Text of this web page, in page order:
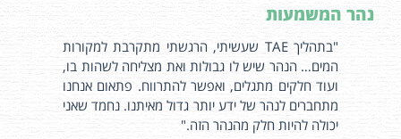
נהר המשמעות
"בתהליך TAE שעשיתי, הרגשתי מתקרבת למקורות
המים… הנהר שיש לו גבולות ואת מצליחה לשהות בו,
ועוד חלקים מתגלים, ואפשר להתרווח. פתאום אנחנו
מתחברים לנהר של ידע יותר גדול מאיתנו. נחמד שאני
יכולה להיות חלק מהנהר הזה."